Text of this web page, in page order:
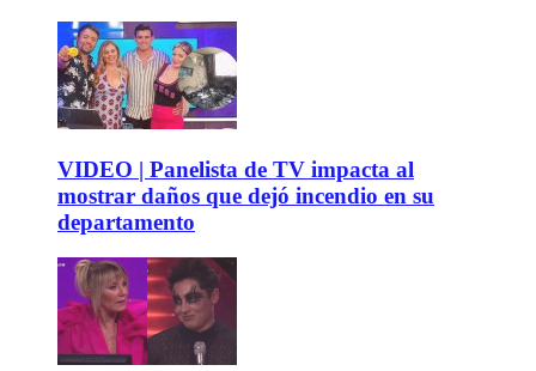
VIDEO | Panelista de TV impacta al
mostrar daños que dejó incendio en su
departamento